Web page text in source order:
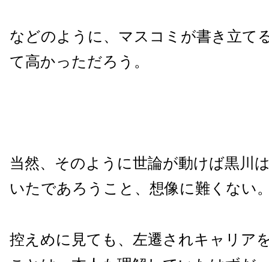
などのように、マスコミが書き立て
て高かっただろう。
当然、そのように世論が動けば黒川
いたであろうこと、想像に難くない
控えめに見ても、左遷されキャリア